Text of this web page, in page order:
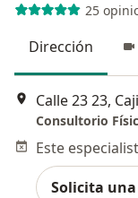
25
Dirección
Calle 23 23,
Consultorio
Solicita